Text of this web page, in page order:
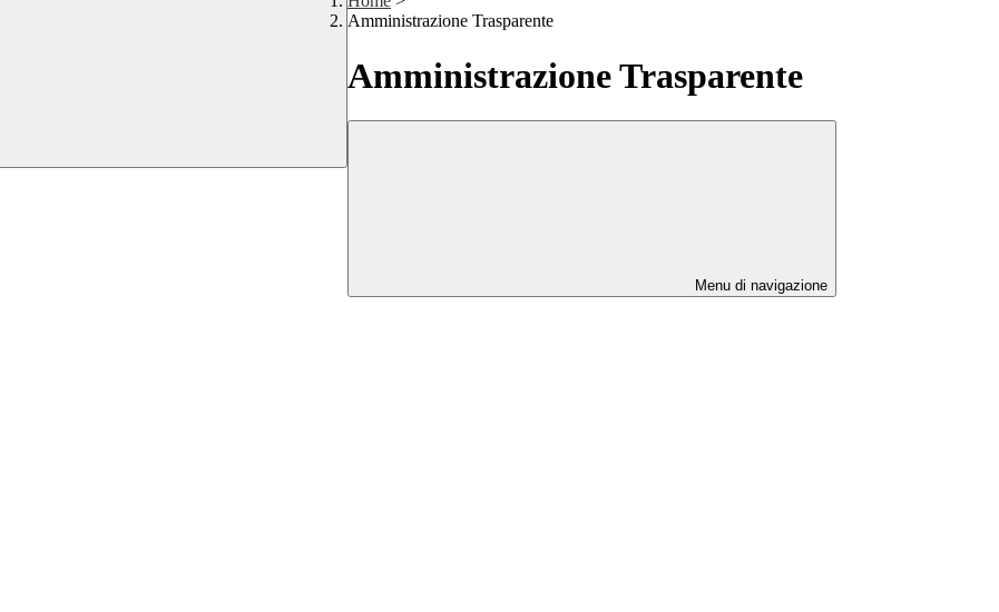
Amministrazione Trasparente
Amministrazione Trasparente
Menu di navigazione